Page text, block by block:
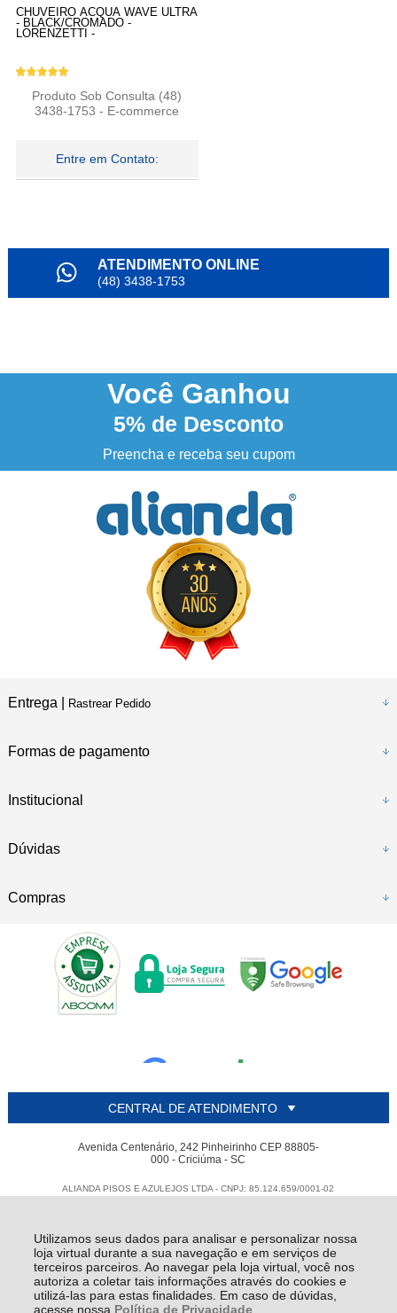
Utilizamos seus dados para analisar e personalizar nossa
loja virtual durante a sua navegação e em serviços de
terceiros parceiros. Ao navegar pela loja virtual, você nos
autoriza a coletar tais informações através do cookies e
utilizá-las para estas finalidades. Em caso de dúvidas,
acesse nossa Política de Privacidade
CHUVEIRO ACQUA WAVE ULTRA
- BLACK/CROMADO -
LORENZETTI -
Produto Sob Consulta (48)
3438-1753 - E-commerce
Entre em Contato:
ATENDIMENTO ONLINE
(48) 3438-1753
NOSSO INSTAGRAM @alianda_oficial
3% DESCONTO à vista no boleto ou pix
Você Ganhou
5% de Desconto
Preencha e receba seu cupom
Entrega | Rastrear Pedido
Formas de pagamento
Institucional
Dúvidas
Compras
CENTRAL DE ATENDIMENTO
Avenida Centenário, 242 Pinheirinho CEP 88805-
000 - Criciúma - SC
ALIANDA PISOS E AZULEJOS LTDA - CNPJ: 85.124.659/0001-02